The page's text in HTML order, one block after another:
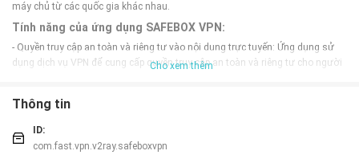
máy chủ từ các quốc gia khác nhau.
Tính năng của ứng dụng SAFEBOX VPN:
- Quyền truy cập an toàn và riêng tư vào nội dung trực tuyến: Ứng dụng sử
dụng dịch vụ VPN để cung cấp quyền truy cập an toàn và riêng tư cho người
internet từ các vị trí khác nhau bằng cách sử dụng ứng dụng và máy chủ của
SAFEBOX VPN, cho phép họ bỏ qua các hạn chế về vị trí.
- Lựa chọn nhiều máy chủ để có tốc độ tối ưu: Ứng dụng cung cấp nhiều máy
chủ để người dùng có thể lựa chọn, đảm bảo đạt được tốc độ kết nối tối ưu.
Cho xem thêm
Thông tin
ID:
com.fast.vpn.v2ray.safeboxvpn